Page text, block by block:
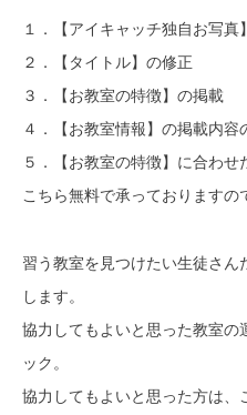
１．【アイキャッチ独自お写真
２．【タイトル】の修正
３．【お教室の特徴】の掲載
４．【お教室情報】の掲載内容
５．【お教室の特徴】に合わ
こちら無料で承っておりますの
習う教室を見つけたい生徒さん
します。
協力してもよいと思った教室
ック。
協力してもよいと思った方は、